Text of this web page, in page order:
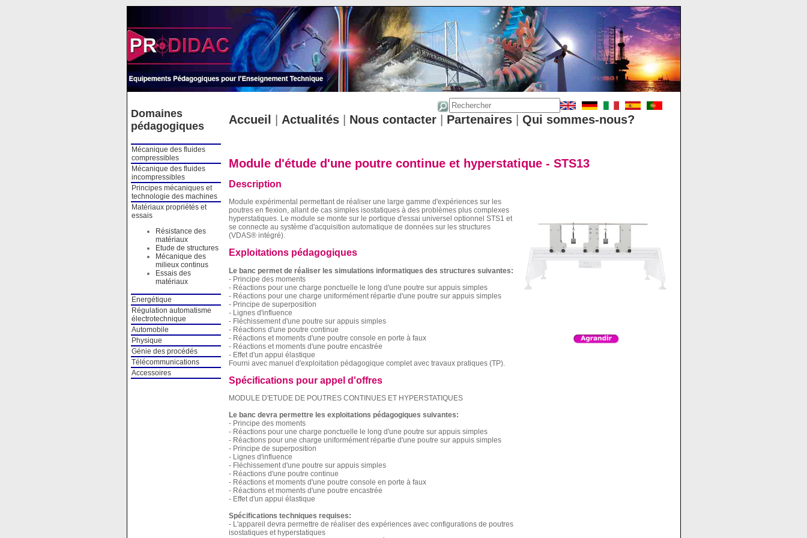
Domaines
pédagogiques
Mécanique des fluides
compressibles
Mécanique des fluides
incompressibles
Principes mécaniques et
technologie des machines
Matériaux propriétés et
essais
Résistance des
matériaux
Etude de structures
Mécanique des
milieux continus
Essais des
matériaux
Energétique
Régulation automatisme
électrotechnique
Automobile
Physique
Génie des procédés
Télécommunications
Accessoires
Accueil Actualités| Nous contacter| Partenaires| Qui sommes-nous?
Module d'étude d'une poutre continue et hyperstatique - STS13
Description
Module expérimental permettant de réaliser une large gamme d'expériences sur les
poutres en flexion, allant de cas simples isostatiques à des problèmes plus complexes
hyperstatiques. Le module se monte sur le portique d'essai universel optionnel STS1 et
se connecte au système d'acquisition automatique de données sur les structures
(VDAS® intégré).
Exploitations pédagogiques
Le banc permet de réaliser les simulations informatiques des structures suivantes:
- Principe des moments
- Réactions pour une charge ponctuelle le long d'une poutre sur appuis simples
- Réactions pour une charge uniformément répartie d'une poutre sur appuis simples
- Principe de superposition
- Lignes d'influence
- Fléchissement d'une poutre sur appuis simples
- Réactions d'une poutre continue
- Réactions et moments d'une poutre console en porte à faux
- Réactions et moments d'une poutre encastrée
- Effet d'un appui élastique
Fourni avec manuel d'exploitation pédagogique complet avec travaux pratiques (TP).
Spécifications pour appel d'offres
MODULE D'ETUDE DE POUTRES CONTINUES ET HYPERSTATIQUES
Le banc devra permettre les exploitations pédagogiques suivantes:
- Principe des moments
- Réactions pour une charge ponctuelle le long d'une poutre sur appuis simples
- Réactions pour une charge uniformément répartie d'une poutre sur appuis simples
- Principe de superposition
- Lignes d'influence
- Fléchissement d'une poutre sur appuis simples
- Réactions d'une poutre continue
- Réactions et moments d'une poutre console en porte à faux
- Réactions et moments d'une poutre encastrée
- Effet d'un appui élastique
Spécifications techniques requises:
- L'appareil devra permettre de réaliser des expériences avec configurations de poutres
isostatiques et hyperstatiques